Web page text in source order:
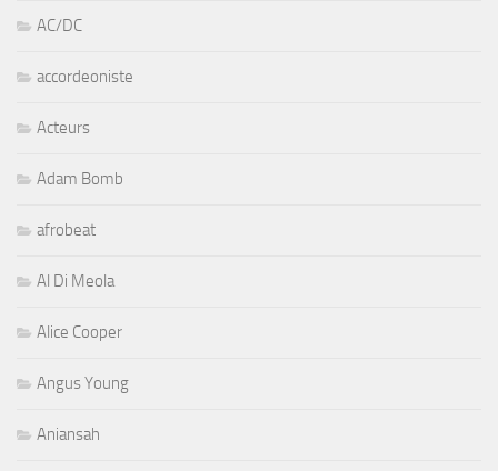
AC/DC
accordeoniste
Acteurs
Adam Bomb
afrobeat
Al Di Meola
Alice Cooper
Angus Young
Aniansah